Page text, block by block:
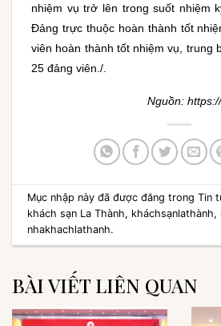
nhiệm vụ trở lên trong suốt nhiệm
Đảng trực thuộc hoàn thành tốt
viên hoàn thành tốt nhiệm vụ, trung
25 đảng viên./.
Nguồn:
Mục nhập này đã được đăng trongTin
khách sạn La Thành, kháchsạnlathành,
nhakhachlathanh.
BÀI VIẾT LIÊN QUAN